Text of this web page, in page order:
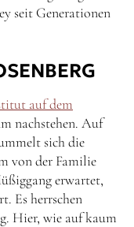
seit Generationen
auf dem
nachstehen. Auf
sich die
von der Familie
erwartet,
Es herrschen
Hier, wie auf kaum